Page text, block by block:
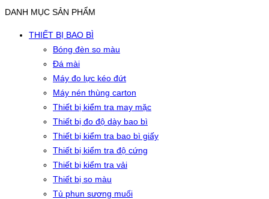
DANH MỤC SẢN PHẨM
THIẾT BỊ BAO BÌ
Bóng đèn so màu
Đá mài
Máy đo lực kéo đứt
Máy nén thùng carton
Thiết bị kiểm tra may mặc
Thiết bị đo độ dày bao bì
Thiết bị kiểm tra bao bì giấy
Thiết bị kiểm tra độ cứng
Thiết bị kiểm tra vải
Thiết bị so màu
Tủ phun sương muối